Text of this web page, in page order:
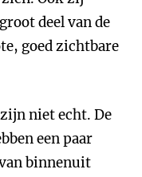
deel van de
goed zichtbare
niet echt. De
een paar
binnenuit